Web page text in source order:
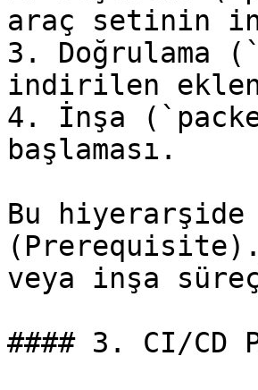
araç setinin
3. Doğrulama
indirilen
4. İnşa
başlaması.
Bu
veya inşa
#### 3. CI/CD